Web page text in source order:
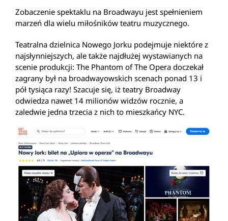
Zobaczenie spektaklu na Broadwayu jest spełnieniem
marzeń dla wielu miłośników teatru muzycznego.
Teatralna dzielnica Nowego Jorku podejmuje niektóre z
najsłynniejszych, ale także najdłużej wystawianych na
scenie produkcji: The Phantom of The Opera doczekał
zagrany był na broadwayowskich scenach ponad 13 i
pół tysiąca razy! Szacuje się, iż teatry Broadway
odwiedza nawet 14 milionów widzów rocznie, a
zaledwie jedna trzecia z nich to mieszkańcy NYC.